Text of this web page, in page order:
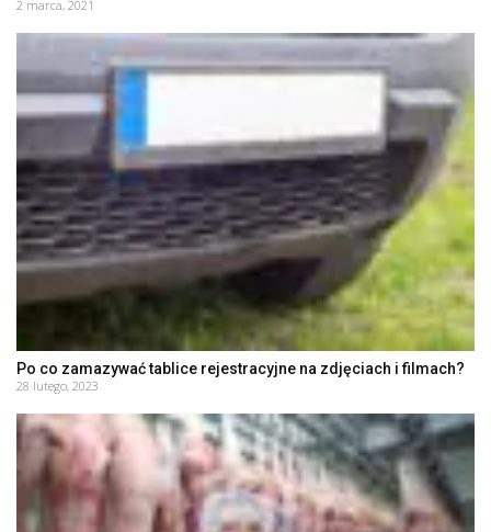
2 marca, 2021
Po co zamazywać tablice rejestracyjne na zdjęciach i filmach?
28 lutego, 2023